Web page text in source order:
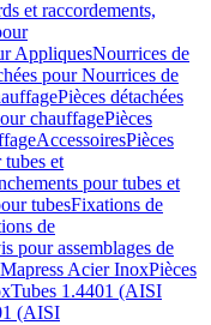
et raccordements,
AppliquesNourrices de
pour Nourrices de
Pièces détachées
chauffagePièces
AccessoiresPièces
et
pour tubes et
tubesFixations de
de
pour assemblages de
Acier InoxPièces
Tubes 1.4401 (AISI
(AISI